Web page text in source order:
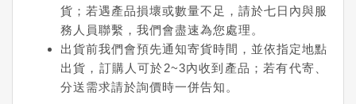
貨；若遇產品損壞或數量不足，請於七日內與服
務人員聯繫，我們會盡速為您處理。
出貨前我們會預先通知寄貨時間，並依指定地點
出貨，訂購人可於2~3內收到產品；若有代寄、
分送需求請於詢價時一併告知。